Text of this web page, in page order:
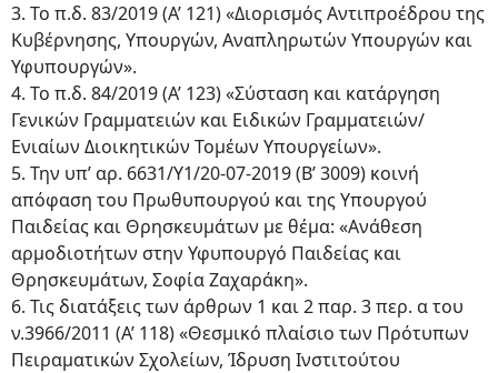
3. Το π.δ. 83/2019 (Α’ 121) «Διορισμός Αντιπροέδρου της
Κυβέρνησης, Υπουργών, Αναπληρωτών Υπουργών και
Υφυπουργών».
4. Το π.δ. 84/2019 (Α’ 123) «Σύσταση και κατάργηση
Γενικών Γραμματειών και Ειδικών Γραμματειών/
Ενιαίων Διοικητικών Τομέων Υπουργείων».
5. Την υπ’ αρ. 6631/Υ1/20-07-2019 (Β’ 3009) κοινή
απόφαση του Πρωθυπουργού και της Υπουργού
Παιδείας και Θρησκευμάτων με θέμα: «Ανάθεση
αρμοδιοτήτων στην Υφυπουργό Παιδείας και
Θρησκευμάτων, Σοφία Ζαχαράκη».
6. Τις διατάξεις των άρθρων 1 και 2 παρ. 3 περ. α του
ν.3966/2011 (Α’ 118) «Θεσμικό πλαίσιο των Πρότυπων
Πειραματικών Σχολείων, Ίδρυση Ινστιτούτου